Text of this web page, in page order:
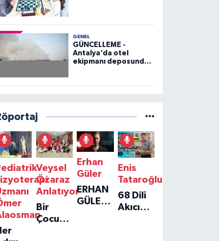
GENEL
GÜNCELLEME -
Antalya'da otel
ekipmanı deposunda
Veysel
Özaraz
Anlatıyor
Bir
Çocuğun
Erhan
Güler
ERHAN
GÜLER'IN
Enis
Tataroğlu
68 Dili
Akıcı